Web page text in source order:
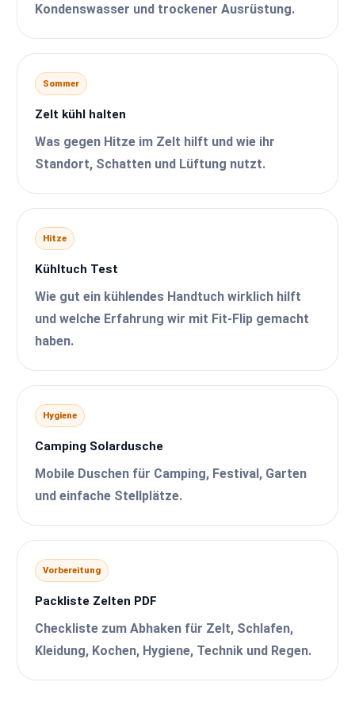
Kondenswasser und trockener Ausrüstung.
Sommer
Zelt kühl halten
Was gegen Hitze im Zelt hilft und wie ihr
Standort, Schatten und Lüftung nutzt.
Hitze
Kühltuch Test
Wie gut ein kühlendes Handtuch wirklich hilft
und welche Erfahrung wir mit Fit-Flip gemacht
haben.
Hygiene
Camping Solardusche
Mobile Duschen für Camping, Festival, Garten
und einfache Stellplätze.
Vorbereitung
Packliste Zelten PDF
Checkliste zum Abhaken für Zelt, Schlafen,
Kleidung, Kochen, Hygiene, Technik und Regen.